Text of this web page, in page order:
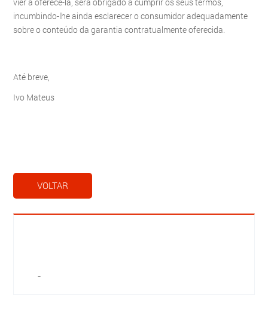
incumbindo-lhe ainda esclarecer o consumidor adequadamente
sobre o conteúdo da garantia contratualmente oferecida.
Até breve,
Ivo Mateus
VOLTAR
-